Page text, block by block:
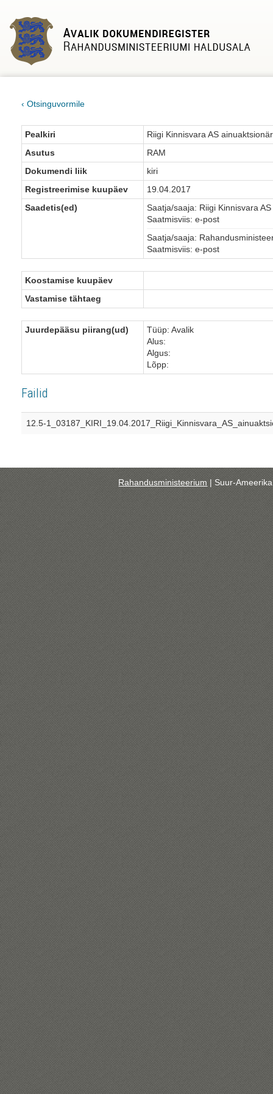
‹ Otsinguvormile
Pealkiri
Riigi Kinnisvara AS
Asutus
RAM
Dokumendi liik
kiri
Registreerimise kuupäev
19.04.2017
Saadetis(ed)
Saatja/saaja: Riigi Kinnisvara AS
Saatmisviis: e-post
Saatja/saaja:
Saatmisviis: e-post
Koostamise kuupäev
Vastamise tähtaeg
Juurdepääsu piirang(ud)
Tüüp: Avalik
Alus:
Algus:
Lõpp:
Failid
12.5-
Rahandusministeerium| Suur-